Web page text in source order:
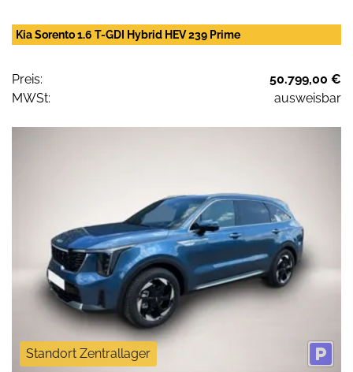
Kia Sorento 1.6 T-GDI Hybrid HEV 239 Prime
Preis:
50.799,00 €
MWSt:
ausweisbar
Standort Zentrallager